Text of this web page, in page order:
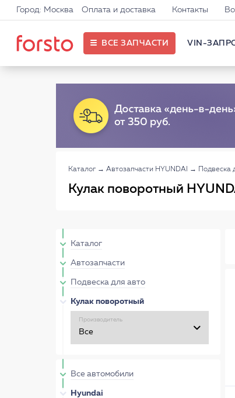
Город: Москва Оплата и доставка Контакты
ВСЕ ЗАПЧАСТИ VIN-
Каталог → Автозапчасти HYUNDAI → Подвеска
Кулак поворотный
Каталог
Автозапчасти
Подвеска для авто
Кулак поворотный
Производитель
Все автомобили
Hyundai